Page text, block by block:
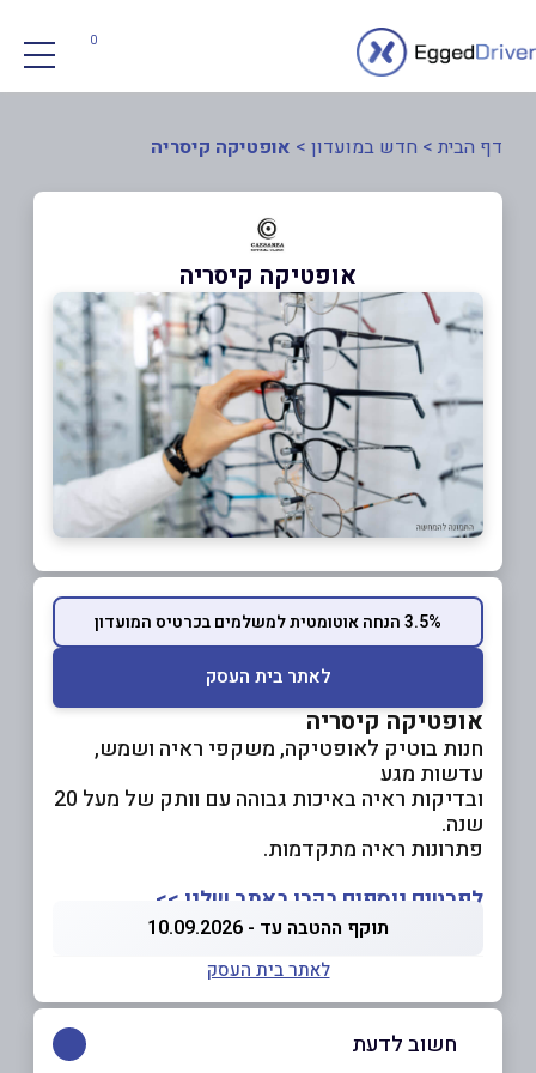
0
דף הבית > חדש במועדון > אופטיקה קיסריה
אופטיקה קיסריה
3.5% הנחה אוטומטית למשלמים בכרטיס המועדון
לאתר בית העסק
אופטיקה קיסריה
חנות בוטיק לאופטיקה, משקפי ראיה ושמש,
עדשות מגע
ובדיקות ראיה באיכות גבוהה עם וותק של מעל 20
שנה.
פתרונות ראיה מתקדמות.
לפרטים נוספים בקרו באתר שלנו >>
תוקף ההטבה עד - 10.09.2026
לאתר בית העסק
חשוב לדעת